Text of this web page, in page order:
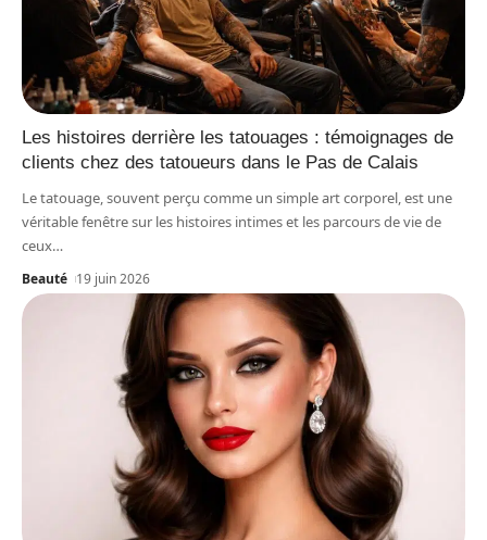
Les histoires derrière les tatouages : témoignages de
clients chez des tatoueurs dans le Pas de Calais
Le tatouage, souvent perçu comme un simple art corporel, est une
véritable fenêtre sur les histoires intimes et les parcours de vie de
ceux…
Beauté 19 juin 2026